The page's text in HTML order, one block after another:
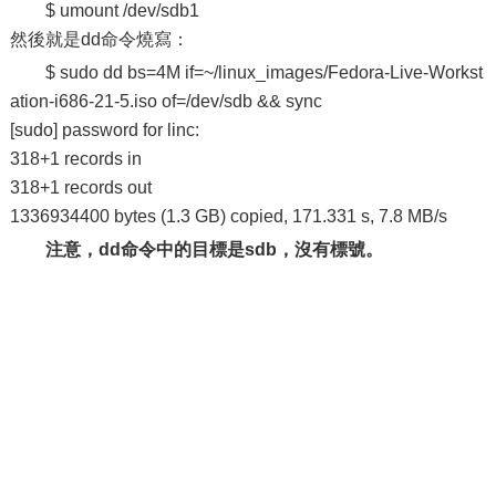
$ umount /dev/sdb1
然後就是dd命令燒寫：
$ sudo dd bs=4M if=~/linux_images/Fedora-Live-Workst
ation-i686-21-5.iso of=/dev/sdb && sync
[sudo] password for linc:
318+1 records in
318+1 records out
1336934400 bytes (1.3 GB) copied, 171.331 s, 7.8 MB/s
注意，dd命令中的目標是sdb，沒有標號。